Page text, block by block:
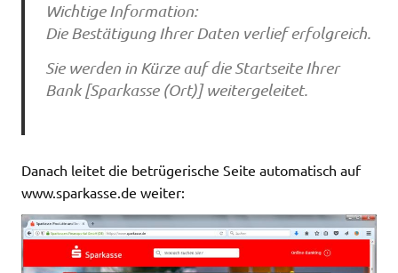
Wichtige Information:
Die Bestätigung Ihrer Daten verlief erfolgreich.
Sie werden in Kürze auf die Startseite Ihrer
Bank [Sparkasse (Ort)] weitergeleitet.
Danach leitet die betrügerische Seite automatisch auf
www.sparkasse.de weiter: